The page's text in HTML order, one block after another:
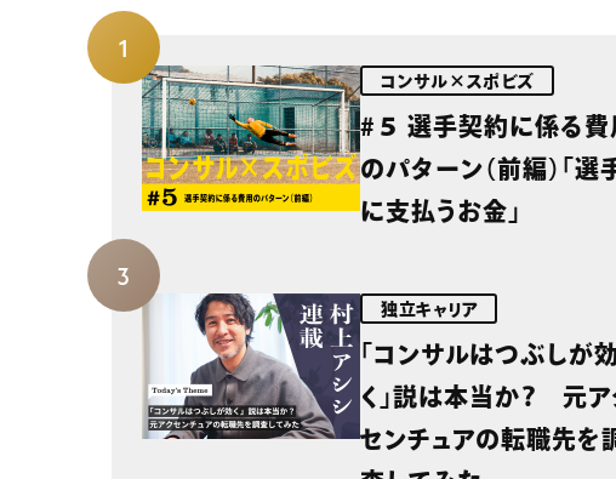
コンサル×スポビズ
#５ 選手契約に係る費
のパターン（前編）「選
に支払うお金」
独立キャリア
「コンサルはつぶしが
く」説は本当か？ 元ア
センチュアの転職先を